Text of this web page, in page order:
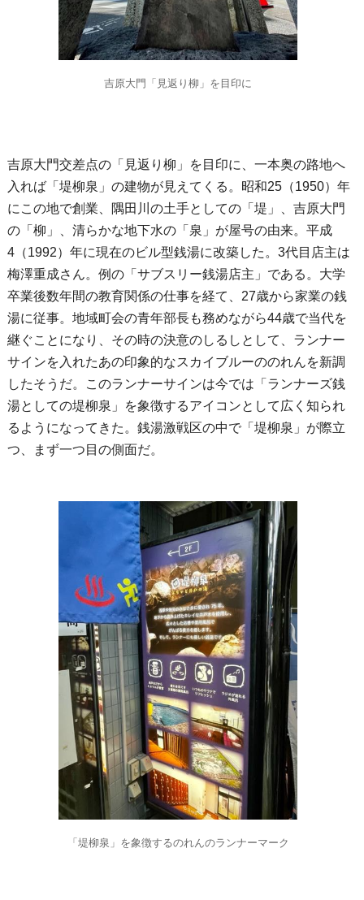
吉原大門「見返り柳」を目印に
吉原大門交差点の「見返り柳」を目印に、一本奥の路地へ
入れば「堤柳泉」の建物が見えてくる。昭和25（1950）年
にこの地で創業、隅田川の土手としての「堤」、吉原大門
の「柳」、清らかな地下水の「泉」が屋号の由来。平成
4（1992）年に現在のビル型銭湯に改築した。3代目店主は
梅澤重成さん。例の「サブスリー銭湯店主」である。大学
卒業後数年間の教育関係の仕事を経て、27歳から家業の銭
湯に従事。地域町会の青年部長も務めながら44歳で当代を
継ぐことになり、その時の決意のしるしとして、ランナー
サインを入れたあの印象的なスカイブルーののれんを新調
したそうだ。このランナーサインは今では「ランナーズ銭
湯としての堤柳泉」を象徴するアイコンとして広く知られ
るようになってきた。銭湯激戦区の中で「堤柳泉」が際立
つ、まず一つ目の側面だ。
「堤柳泉」を象徴するのれんのランナーマーク